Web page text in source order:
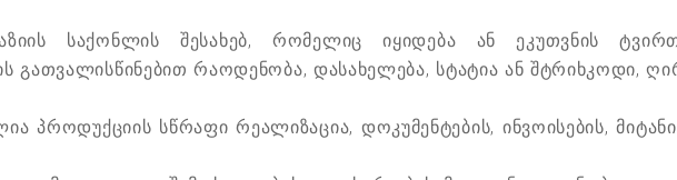
საქონლის შესახებ, რომელიც იყიდება ან ეკუთვნის
გათვალისწინებით რაოდენობა, დასახელება, სტატია ან შტრიხკოდი,
პროდუქციის სწრაფი რეალიზაცია, დოკუმენტების, ინვოისების,